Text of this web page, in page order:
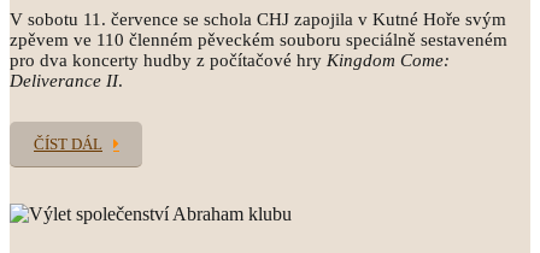
V sobotu 11. července se schola CHJ zapojila v Kutné Hoře svým
zpěvem ve 110 členném pěveckém souboru speciálně sestaveném
pro dva koncerty hudby z počítačové hry Kingdom Come:
Deliverance II.
ČÍST DÁL